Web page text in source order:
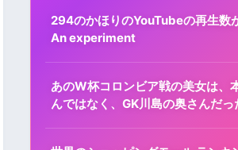
294のかほりのYouTubeの再生数
An experiment
あのW杯コロンビア戦の美女は、
んではなく、GK川島の奥さんだっ